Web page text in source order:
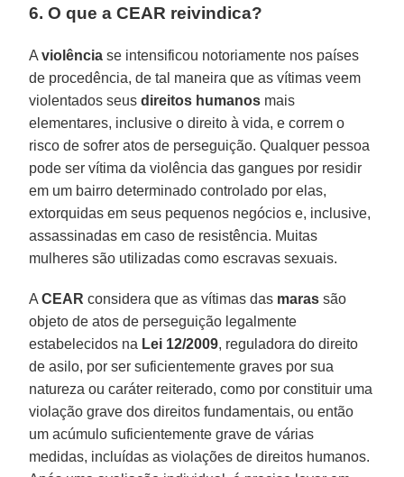
6. O que a CEAR reivindica?
Aviolência se intensificou notoriamente nos países
de procedência, de tal maneira que as vítimas veem
violentados seusdireitos humanos mais
elementares, inclusive o direito à vida, e correm o
risco de sofrer atos de perseguição. Qualquer pessoa
pode ser vítima da violência das gangues por residir
em um bairro determinado controlado por elas,
extorquidas em seus pequenos negócios e, inclusive,
assassinadas em caso de resistência. Muitas
mulheres são utilizadas como escravas sexuais.
ACEAR considera que as vítimas das maras são
objeto de atos de perseguição legalmente
estabelecidos na Lei 12/2009, reguladora do direito
de asilo, por ser suficientemente graves por sua
natureza ou caráter reiterado, como por constituir uma
violação grave dos direitos fundamentais, ou então
um acúmulo suficientemente grave de várias
medidas, incluídas as violações de direitos humanos.